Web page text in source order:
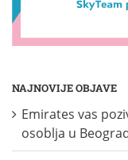
NAJNOVIJE OBJAVE
Emirates vas
osoblja u